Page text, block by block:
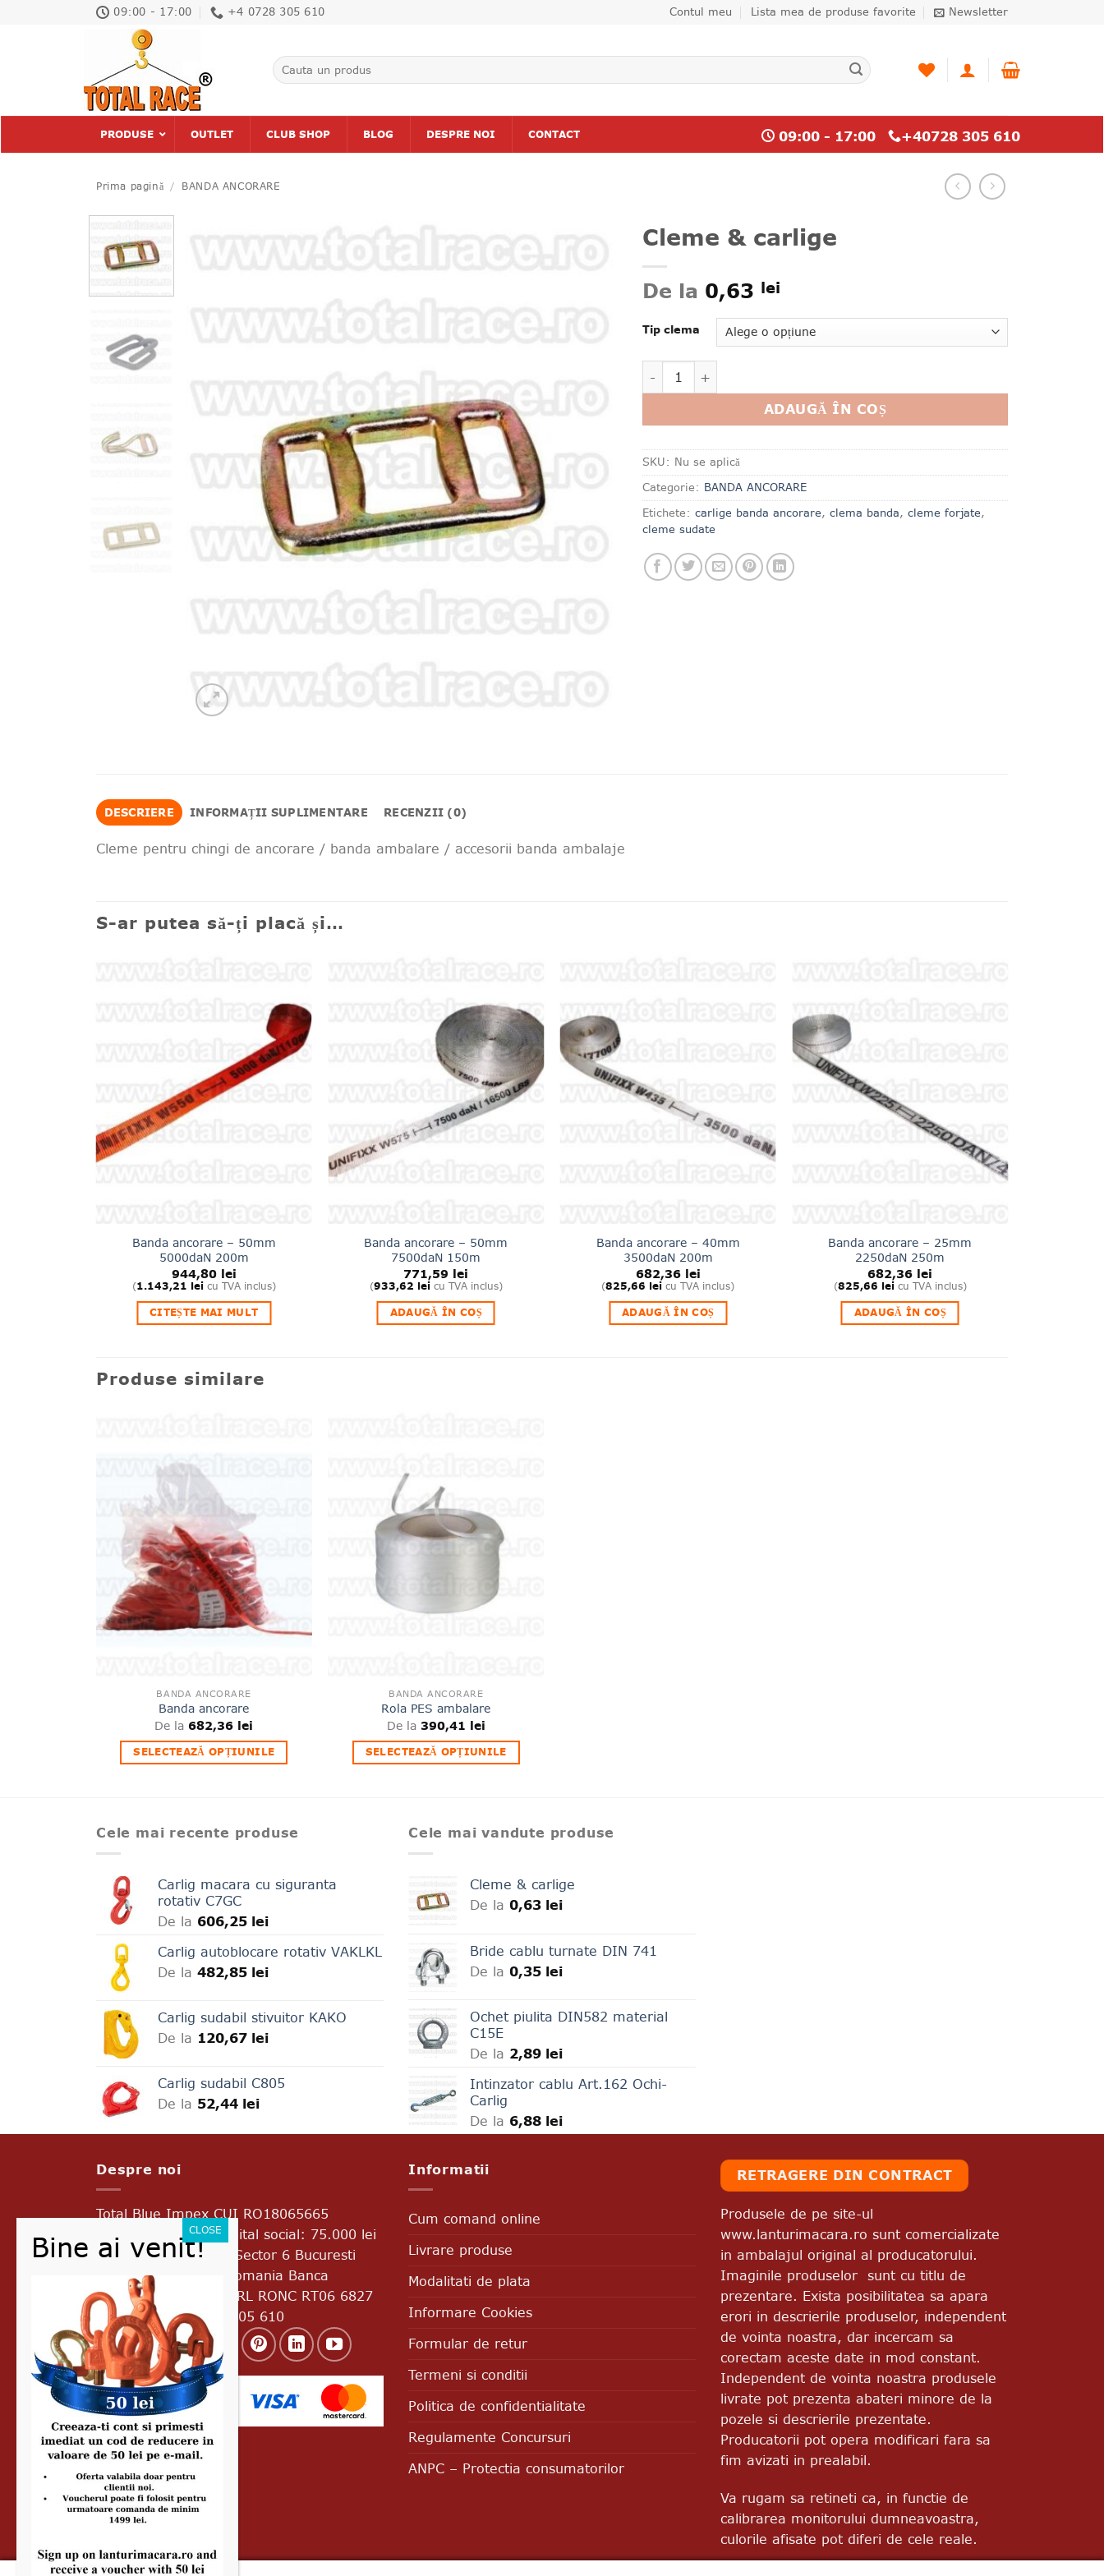
09:00 - 17:00 +4 0728 305 610 Contul meu Lista mea de produse favorite Newsletter
Caută
după:
PRODUSE OUTLET CLUB SHOP BLOG DESPRE NOI CONTACT 09:00 - 17:00 +40728 305 610
Prima pagină / BANDA ANCORARE
Cleme & carlige
De la 0,63 lei
Tip clema
Cantitate Cleme & carlige
ADAUGĂ ÎN COȘ
Alternative:
SKU: Nu se aplică
Categorie: BANDA ANCORARE
Etichete: carlige banda ancorare, clema banda, cleme forjate,
cleme sudate
DESCRIERE INFORMAȚII SUPLIMENTARE RECENZII (0)
Cleme pentru chingi de ancorare / banda ambalare / accesorii banda ambalaje
S-ar putea să-ți placă și…
Banda ancorare – 50mm
5000daN 200m
944,80 lei
(1.143,21 leicu TVA inclus)
CITEȘTE MAI MULT
Banda ancorare – 50mm
7500daN 150m
771,59 lei
(933,62 leicu TVA inclus)
ADAUGĂ ÎN COȘ
Banda ancorare – 40mm
3500daN 200m
682,36 lei
(825,66 lei cu TVA inclus)
ADAUGĂ ÎN COȘ
Banda ancorare – 25mm
2250daN 250m
682,36 lei
(825,66 leicu TVA inclus)
ADAUGĂ ÎN COȘ
Produse similare
BANDA ANCORARE
Banda ancorare
De la 682,36 lei
SELECTEAZĂ OPȚIUNILE
mai
Opțiunile
pot
fi
alese
în
pagina
BANDA ANCORARE
Rola PES ambalare
De la 390,41 lei
SELECTEAZĂ OPȚIUNILE
mai
Opțiunile
pot
în
pagina
Cele mai recente produse
Carlig macara cu siguranta
rotativ C7GC
De la 606,25 lei
Carlig autoblocare rotativ VAKLKL
De la 482,85 lei
Carlig sudabil stivuitor KAKO
De la 120,67 lei
Carlig sudabil C805
De la 52,44 lei
Cele mai vandute produse
Cleme & carlige
De la 0,63 lei
Bride cablu turnate DIN 741
De la 0,35 lei
Ochet piulita DIN582 material
C15E
De la 2,89 lei
Intinzator cablu Art.162 Ochi-
Carlig
De la 6,88 lei
Despre noi
Total Blue ImpexCUI RO18065665
J2005017776403 Capital social: 75.000 lei
Bd. Uverturii Nr.69A Sector 6 Bucuresti
Cod postal 060933 Romania Banca
Transilvania RO45 BTRL RONC RT06 6827
8601 Telefon: 0728 305 610
Informatii
Cum comand online
Livrare produse
Modalitati de plata
Informare Cookies
Formular de retur
Termeni si conditii
Politica de confidentialitate
Regulamente Concursuri
ANPC – Protectia consumatorilor
RETRAGERE DIN CONTRACT
Produsele de pe site-ul
www.lanturimacara.ro sunt comercializate
in ambalajul original al producatorului.
Imaginile produselor sunt cu titlu de
prezentare. Exista posibilitatea sa apara
erori in descrierile produselor, independent
de vointa noastra, dar incercam sa
corectam aceste date in mod constant.
Independent de vointa noastra produsele
livrate pot prezenta abateri minore de la
pozele si descrierile prezentate.
Producatorii pot opera modificari fara sa
fim avizati in prealabil.
Va rugam sa retineti ca, in functie de
calibrarea monitorului dumneavoastra,
culorile afisate pot diferi de cele reale.